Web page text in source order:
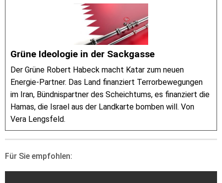
Grüne Ideologie in der Sackgasse
Der Grüne Robert Habeck macht Katar zum neuen
Energie-Partner. Das Land finanziert Terrorbewegungen
im Iran, Bündnispartner des Scheichtums, es finanziert die
Hamas, die Israel aus der Landkarte bomben will. Von
Vera Lengsfeld.
Für Sie empfohlen: